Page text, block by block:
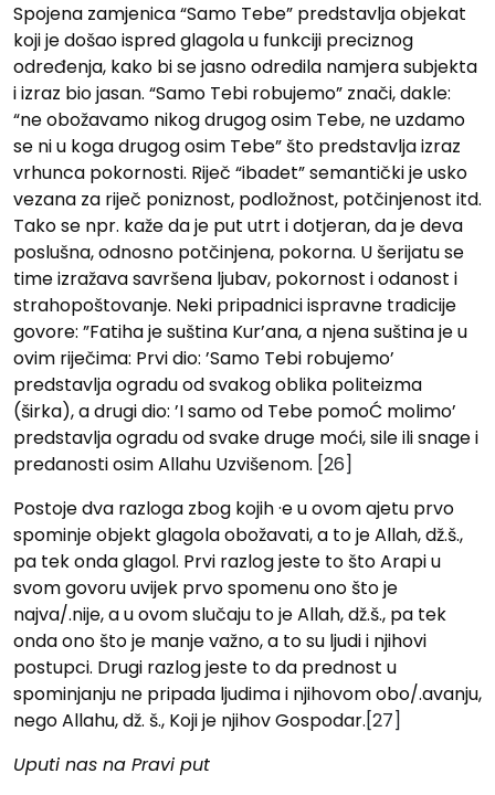
Spojena zamjenica “Samo Tebe” predstavlja objekat
koji je došao ispred glagola u funkciji preciznog
određenja, kako bi se jasno odredila namjera subjekta
i izraz bio jasan. “Samo Tebi robujemo” znači, dakle:
“ne obo‍žavamo nikog drugog osim Tebe, ne uzdamo
se ni u koga drugog osim Tebe” što predstavlja izraz
vrhunca pokornosti. Riječ “ibadet” semantički je usko
vezana za riječ poniznost, podlo‍žnost, potčinjenost itd.
Tako se npr. kaž‍e da je put utrt i dotjeran, da je deva
poslušna, odnosno potčinjena, pokorna. U šerijatu se
time izraž‍ava savršena ljubav, pokornost i odanost i
strahopoštovanje. Neki pripadnici ispravne tradicije
govore: ”Fatiha je suština Kur’ana, a njena suština je u
ovim riječima: Prvi dio: ’Samo Tebi robujemo’
predstavlja ogradu od svakog oblika politeizma
(širka), a drugi dio: ’I samo od Tebe pomoĆ molimo’
predstavlja ogradu od svake druge moći, sile ili snage i
predanosti osim Allahu Uzvišenom. [26]
Postoje dva razloga zbog kojih ·e u ovom ajetu prvo
spominje objekt glagola obožavati, a to je Allah, dž.š.,
pa tek onda glagol. Prvi razlog jeste to što Arapi u
svom govoru uvijek prvo spomenu ono što je
najva/.nije, a u ovom slučaju to je Allah, dž.š., pa tek
onda ono što je manje važno, a to su ljudi i njihovi
postupci. Drugi razlog jeste to da prednost u
spominjanju ne pripada ljudima i njihovom obo/.avanju,
nego Allahu, dž. š., Koji je njihov Gospodar.[27]
Uputi nas na Pravi put